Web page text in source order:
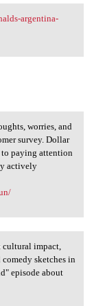
argentina-
worries, and
survey. Dollar
paying attention
actively
cultural impact,
sketches in
episode about